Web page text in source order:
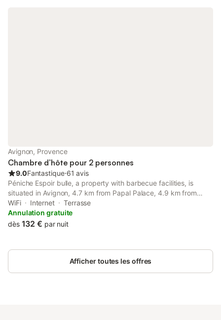
Avignon, Provence
Chambre d’hôte pour 2 personnes
9.0Fantastique⋅61 avis
Péniche Espoir bulle, a property with barbecue facilities, is
situated in Avignon, 4.7 km from Papal Palace, 4.9 km from
Avignon Central Station, as well as 7.3 km from Avignon TGV
Train Station.
WiFi Internet
Terrasse
Annulation gratuite
dès 132 € par nuit
Afficher toutes les offres